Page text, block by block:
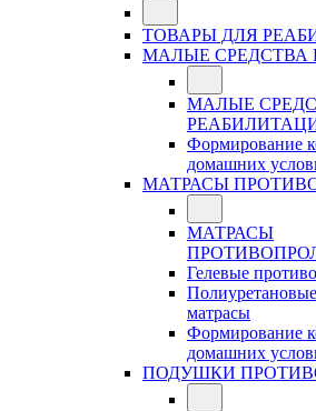
ТОВАРЫ ДЛЯ
МАЛЫЕ СРЕДСТВА
МАЛЫЕ
Формирование
домашних
МАТРАСЫ
МАТРАСЫ
Гелевые
матрасы
Формирование
домашних
ПОДУШКИ